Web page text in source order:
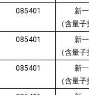
085401
新
（含量
085401
新
（含量
085401
新
（含量